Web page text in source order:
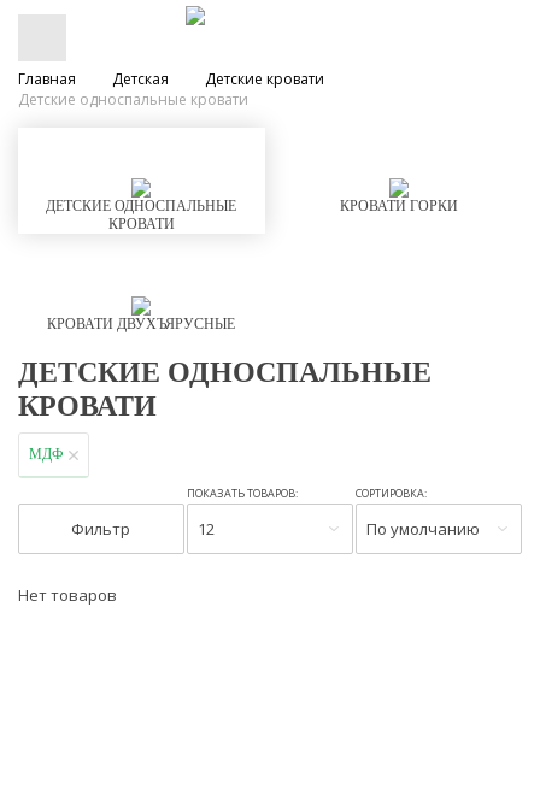
Главная Детская
Детские кровати
Детские односпальные кровати
ДЕТСКИЕ ОДНОСПАЛЬНЫЕ
КРОВАТИ
КРОВАТИ ГОРКИ
КРОВАТИ ДВУХЪЯРУСНЫЕ
ДЕТСКИЕ ОДНОСПАЛЬНЫЕ
КРОВАТИ
МДФ
Фильтр
ПОКАЗАТЬ ТОВАРОВ:
12
СОРТИРОВКА:
По умолчанию
Нет товаров